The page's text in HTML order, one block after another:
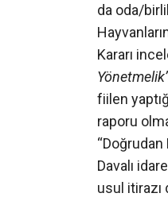
da oda/
Kararı
fiilen
raporu
“Doğrudan
Davalı
usul